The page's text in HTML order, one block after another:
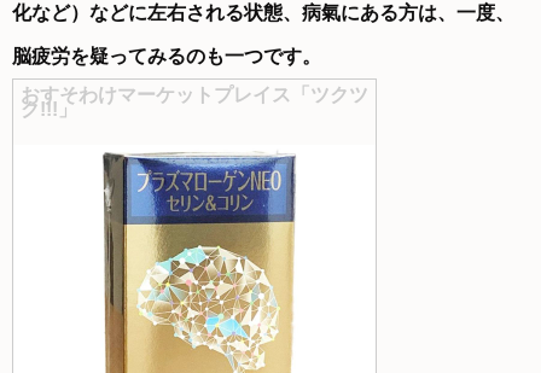
化など）などに左右される状態、病氣にある方は、一度、
脳疲労を疑ってみるのも一つです。
おすそわけマーケットプレイス「ツクツ
ク!!!」